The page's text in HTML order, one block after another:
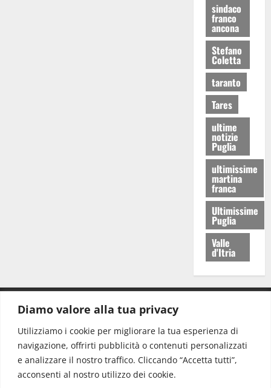
Diamo valore alla tua privacy
Utilizziamo i cookie per migliorare la tua esperienza di
navigazione, offrirti pubblicità o contenuti personalizzati
e analizzare il nostro traffico. Cliccando “Accetta tutti”,
acconsenti al nostro utilizzo dei cookie.
sindaco
franco
ancona
Stefano
Coletta
taranto
Tares
ultime
notizie
Puglia
ultimissime
martina
franca
Ultimissime
Puglia
Valle
d'Itria
Redazione: redazione@www.martinasera.it
Direttore:direttore@www.martinasera.it
Info & Commerciale:info@www.martinasera.it